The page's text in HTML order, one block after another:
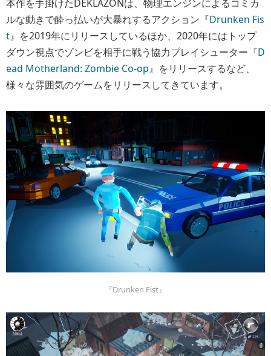
本作を手掛けたDEKLAZONは、物理エンジンによるコミカ
ルな動きで酔っ払いが大暴れするアクション『Drunken Fis
t』を2019年にリリースしているほか、2020年にはトップ
ダウン視点でゾンビを相手に戦う協力プレイシューター『D
ead Motherland: Zombie Co-op』をリリースするなど、
様々な雰囲気のゲームをリリースしてきています。
『Drunken Fist』